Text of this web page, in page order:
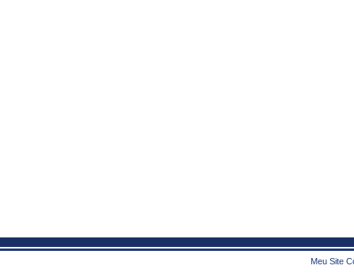
Meu Site